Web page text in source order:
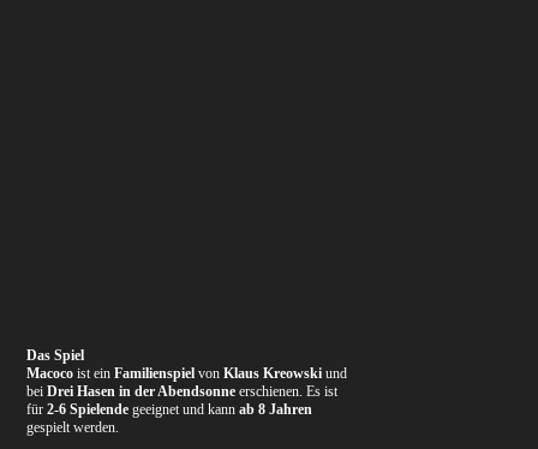
Das Spiel
Macoco ist einFamilienspiel vonKlaus Kreowski und
beiDrei Hasen in der Abendsonne erschienen. Es ist
für2-6 Spielende geeignet und kannab 8 Jahren
gespielt werden.